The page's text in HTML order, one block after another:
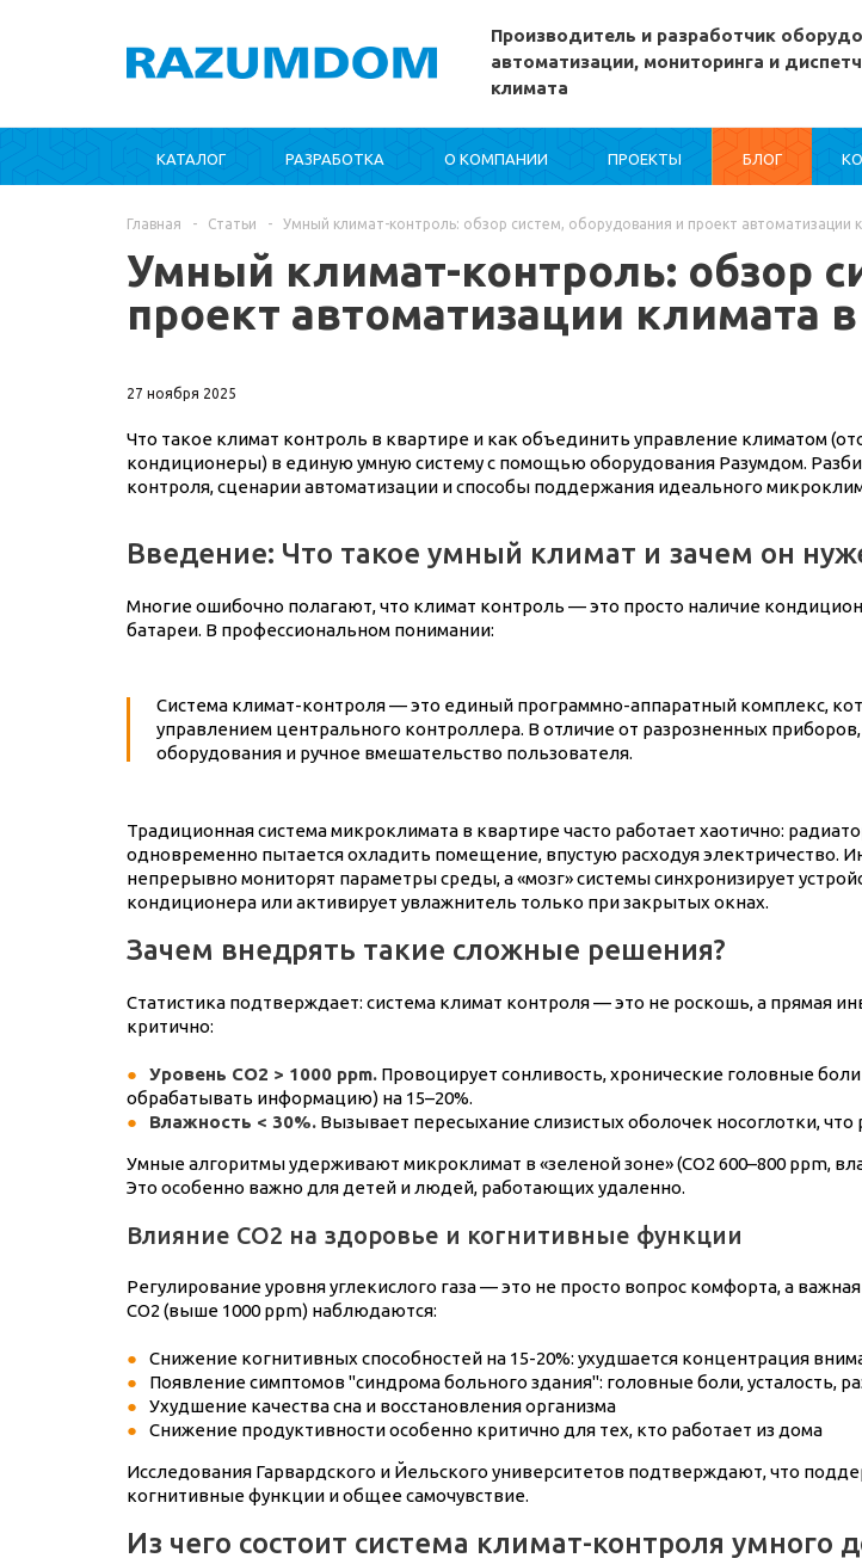
Производитель и разработчик
автоматизации, мониторинга и
климата
КАТАЛОГ РАЗРАБОТКА О КОМПАНИИ ПРОЕКТЫ БЛОГ
Главная - Статьи - Умный климат-контроль: обзор систем, оборудования и проект автоматизации
Умный климат-контроль: обзор
проект автоматизации климата
27 ноября 2025
Что такое климат контроль в квартире и как объединить управление климатом
кондиционеры) в единую умную систему с помощью оборудования Разумдом.
контроля, сценарии автоматизации и способы поддержания идеального
Введение: Что такое умный климат и зачем он
Многие ошибочно полагают, что климат контроль — это просто наличие
батареи. В профессиональном понимании:
Система климат-контроля — это единый программно-аппаратный комплекс,
управлением центрального контроллера. В отличие от разрозненных
оборудования и ручное вмешательство пользователя.
Традиционная система микроклимата в квартире часто работает хаотично:
одновременно пытается охладить помещение, впустую расходуя электричество.
непрерывно мониторят параметры среды, а «мозг» системы синхронизирует
кондиционера или активирует увлажнитель только при закрытых окнах.
Зачем внедрять такие сложные решения?
Статистика подтверждает: система климат контроля — это не роскошь, а прямая
критично:
Уровень CO2 > 1000 ppm. Провоцирует сонливость, хронические головные
обрабатывать информацию) на 15–20%.
Влажность < 30%. Вызывает пересыхание слизистых оболочек носоглотки,
Умные алгоритмы удерживают микроклимат в «зеленой зоне» (CO2 600–800 ppm,
Это особенно важно для детей и людей, работающих удаленно.
Влияние CO2 на здоровье и когнитивные функции
Регулирование уровня углекислого газа — это не просто вопрос комфорта, а
CO2 (выше 1000 ppm) наблюдаются:
Снижение когнитивных способностей на 15-20%: ухудшается концентрация
Появление симптомов "синдрома больного здания": головные боли, усталость,
Ухудшение качества сна и восстановления организма
Снижение продуктивности особенно критично для тех, кто работает из дома
Исследования Гарвардского и Йельского университетов подтверждают, что
когнитивные функции и общее самочувствие.
Из чего состоит система климат-контроля умного